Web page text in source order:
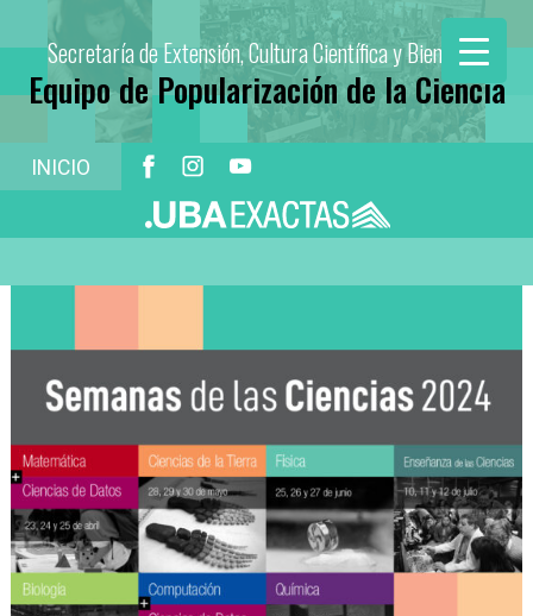
Secretaría de Extensión, Cultura Científica y Bienestar
Equipo de Popularización de la Ciencia
INICIO